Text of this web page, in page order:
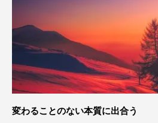
変わることのない本質に出合う